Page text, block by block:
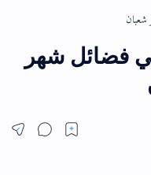
شعبان
فضائل شهر